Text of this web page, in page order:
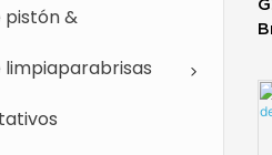
pistón &
limpiaparabrisas